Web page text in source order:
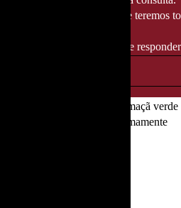
, altura em que teremos
info@fozgourmet.com e
● Raspas de limão, maçã verde
Tónico e um aperitivo extremamente